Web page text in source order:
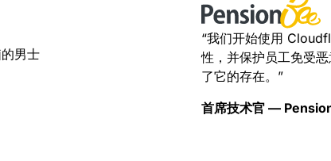
“我们开始使用
性，并保护员工免受
了它的存在。”
首席技术官 —